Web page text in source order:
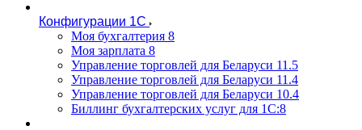
Конфигурации 1С
Моя бухгалтерия 8
Моя зарплата 8
Управление торговлей для Беларуси 11.5
Управление торговлей для Беларуси 11.4
Управление торговлей для Беларуси 10.4
Биллинг бухгалтерских услуг для 1С:8